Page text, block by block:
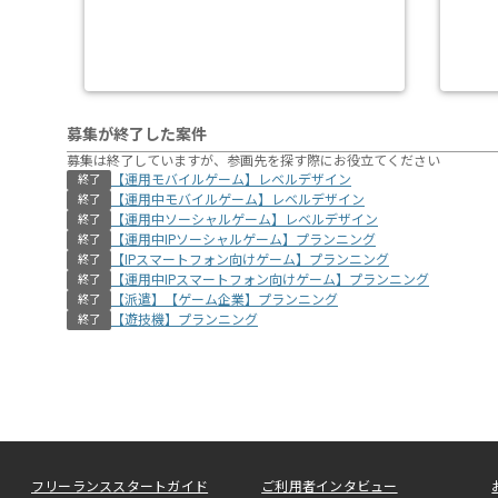
募集が終了した案件
募集は終了していますが、参画先を探す際にお役立てください
終了 【運用モバイルゲーム】レベルデザイン
終了 【運用中モバイルゲーム】レベルデザイン
終了 【運用中ソーシャルゲーム】レベルデザイン
終了 【運用中IPソーシャルゲーム】プランニング
終了 【IPスマートフォン向けゲーム】プランニング
終了 【運用中IPスマートフォン向けゲーム】プランニング
終了 【派遣】【ゲーム企業】プランニング
終了 【遊技機】プランニング
フリーランススタートガイド ご利用者インタビュー